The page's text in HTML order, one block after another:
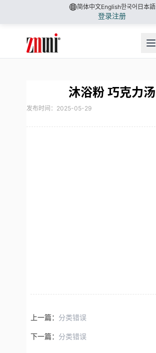
简体中文English한국어 日本語
登录注册
沐浴粉 巧克力汤
发布时间：2025-05-29
上一篇： 分类错误
下一篇： 分类错误